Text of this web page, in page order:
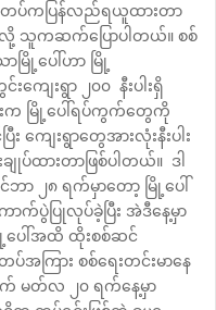
တပ်ကပြန်လည်ရယူထားတာ
ယ်လို့ သူကဆက်ပြောပါတယ်။ စစ်
မြို့ပေါ်ဟာ မြို့
ျေးရွာ ၂၀၀ နီးပါးရှိ
းက မြို့ပေါ်ရပ်ကွက်တွေကို
ကျေးရွာတွေအားလုံးနီးပါး
ထားတာဖြစ်ပါတယ်။ ဒါ
ဘာ ၂၈ ရက်မှာတော့ မြို့ပေါ်
က်ပွဲပြုလုပ်ခဲ့ပြီး အဲဒီနေ့မှာ
ေါ်အထိ ထိုးစစ်ဆင်
အကြား စစ်ရေးတင်းမာနေ
က် မတ်လ ၂၀ ရက်နေ့မှာ